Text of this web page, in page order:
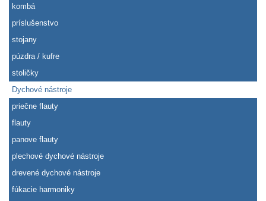
kombá
príslušenstvo
stojany
púzdra / kufre
stoličky
Dychové nástroje
priečne flauty
flauty
panove flauty
plechové dychové nástroje
drevené dychové nástroje
fúkacie harmoniky